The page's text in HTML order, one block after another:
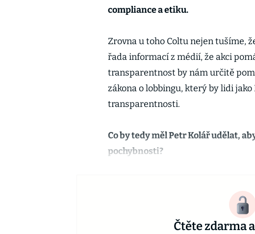
compliance a etiku.
Zrovna u toho Coltu nejen tušíme,
řada informací z médií, že akci
transparentnost by nám určitě
zákona o lobbingu, který by lidi
transparentnosti.
Co by tedy měl Petr Kolář udělat,
pochybnosti?
Čtěte zdarma